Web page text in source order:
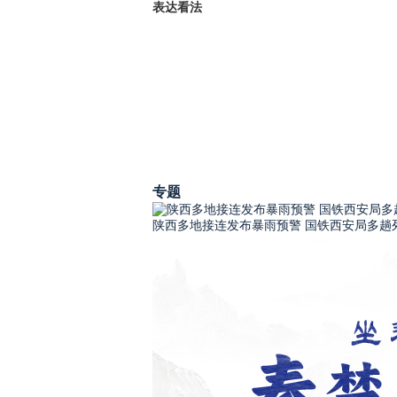
表达看法
专题
陕西多地接连发布暴雨预警 国铁西安局多趟